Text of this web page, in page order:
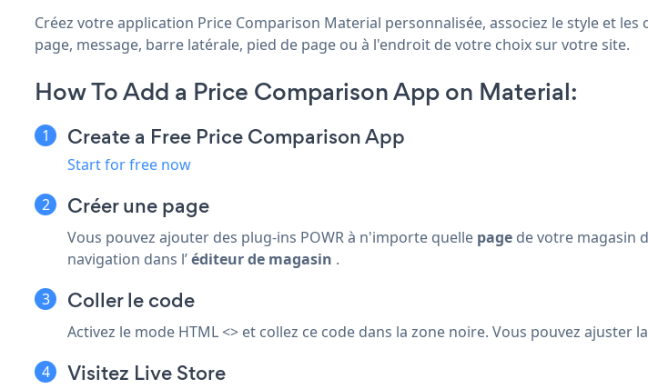
Créez votre application Price Comparison Material personnalisée, associez le style et
page, message, barre latérale, pied de page ou à l'endroit de votre choix sur votre site.
How To Add a Price Comparison App on Material:
Create a Free Price Comparison App
Start for free now
Créer une page
Vous pouvez ajouter des plug-ins POWR à n'importe quelle page de votre magasin
navigation dans l’éditeur de magasin .
Coller le code
Activez le mode HTML <> et collez ce code dans la zone noire. Vous pouvez
Visitez Live Store